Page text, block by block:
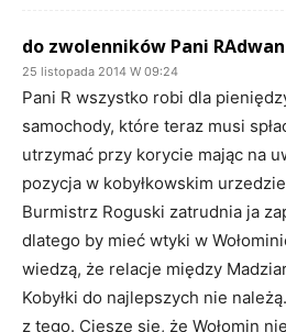
do zwolenników Pani RAdwan
25 listopada 2014 W 09:24
Pani R wszystko robi dla
samochody, które teraz musi
utrzymać przy korycie mając na
pozycja w kobyłkowskim
Burmistrz Roguski zatrudnia ja
dlatego by mieć wtyki w
wiedzą, że relacje między
Kobyłki do najlepszych nie
z tego. Cieszę się, że Wołomin